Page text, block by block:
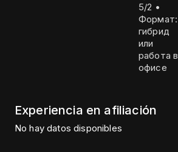
5/2 •
Формат:
гибрид
или
работа в
офисе
Experiencia en afiliación
No hay datos disponibles